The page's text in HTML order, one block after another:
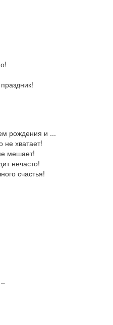
рождения и ...
не хватает!
мешает!
нечасто!
счастья!